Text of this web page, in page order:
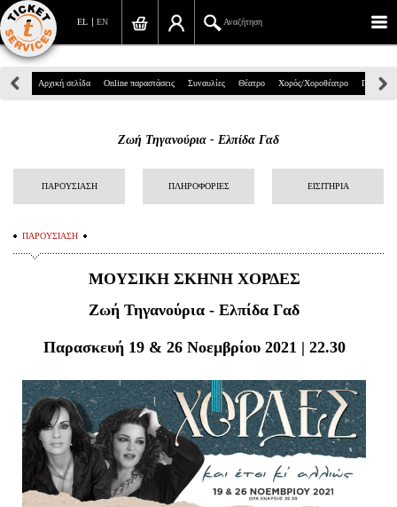
EN
EL Αναζήτηση
Πανεπιστημίου 39, Αθήνα
info@ticketservices.gr
Αναζήτηση
Παραγγελία
Είσοδος διαχειριστή
Αρχική σελίδα Online παραστάσεις Συναυλίες Θέατρο Χορός/Χοροθέατρο Παιδικά
Ζωή Τηγανούρια - Ελπίδα Γαδ
ΠΑΡΟΥΣΙΑΣΗ ΠΛΗΡΟΦΟΡΙΕΣ ΕΙΣΙΤΗΡΙΑ
ΠΑΡΟΥΣΙΑΣΗ
ΜΟΥΣΙΚΗ ΣΚΗΝΗ ΧΟΡΔΕΣ
Ζωή Τηγανούρια - Ελπίδα Γαδ
Παρασκευή 19 & 26 Νοεμβρίου 2021 | 22.30